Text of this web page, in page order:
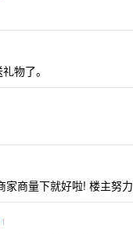
物了。
家商量下就好啦! 楼主努力
1